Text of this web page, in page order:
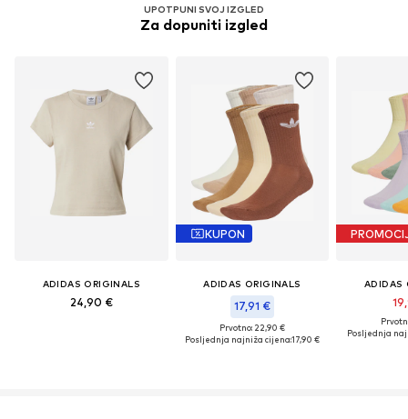
UPOTPUNI SVOJ IZGLED
Za dopuniti izgled
ADIDAS ORIGINALS
24,90 €
KUPON
ADIDAS ORIGINALS
17,91 €
Prvotno: 22,90 €
Posljednja najniža cijena:17,90 €
ADIDAS
Posljednja